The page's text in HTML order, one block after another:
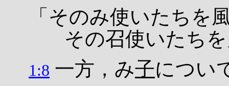
「そのみ使いたちを
その召使いたちを
1:8 一方，み子につい